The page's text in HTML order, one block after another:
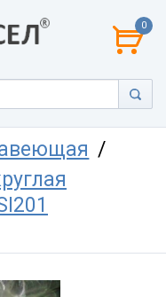
0